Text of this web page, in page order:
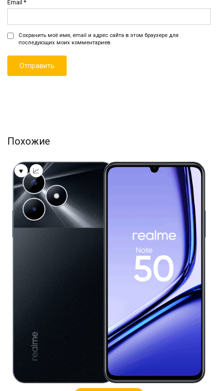
Email*
Сохранить моё имя, email и адрес сайта в этом браузере для
последующих моих комментариев.
Похожие